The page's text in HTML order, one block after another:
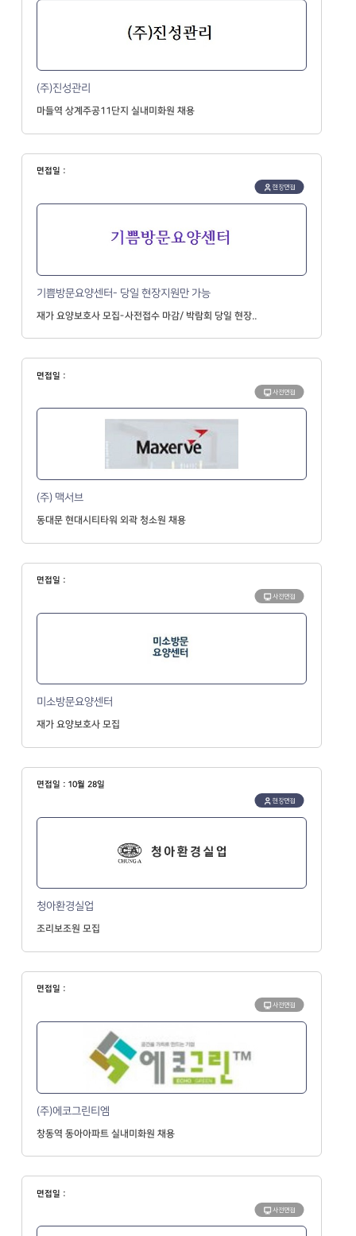
(주)진성관리
마들역 상계주공11단지 실내미화원 채용
면접일 :
현장면접
기쁨방문요양센터- 당일 현장지원만 가능
재가 요양보호사 모집-사전접수 마감/ 박람회 당일 현장..
면접일 :
사전면접
(주) 맥서브
동대문 현대시티타워 외곽 청소원 채용
면접일 :
사전면접
미소방문요양센터
재가 요양보호사 모집
면접일 : 10월 28일
현장면접
청아환경실업
조리보조원 모집
면접일 :
사전면접
(주)에코그린티엠
창동역 동아아파트 실내미화원 채용
면접일 :
사전면접